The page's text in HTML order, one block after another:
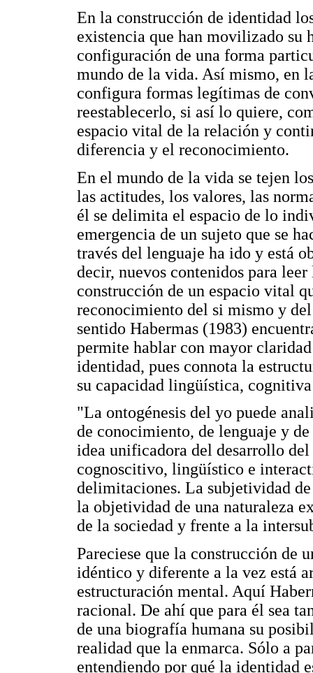
En la construcción de identidad
existencia que han movilizado su
configuración de una forma
mundo de la vida. Así mismo, en
configura formas legítimas de
reestablecerlo, si así lo quiere,
espacio vital de la relación y
diferencia y el reconocimiento.
En el mundo de la vida se tejen
las actitudes, los valores, las
él se delimita el espacio de lo
emergencia de un sujeto que se
través del lenguaje ha ido y está
decir, nuevos contenidos para
construcción de un espacio vital
reconocimiento del si mismo y
sentido Habermas (1983)
permite hablar con mayor
identidad, pues connota la
su capacidad lingüística,
"La ontogénesis del yo puede
de conocimiento, de lenguaje y
idea unificadora del desarrollo del
cognoscitivo, lingüístico e
delimitaciones. La subjetividad
la objetividad de una naturaleza
de la sociedad y frente a la
Pareciese que la construcción de
idéntico y diferente a la vez está
estructuración mental. Aquí
racional. De ahí que para él sea
de una biografía humana su
realidad que la enmarca. Sólo a
entendiendo por qué la identidad